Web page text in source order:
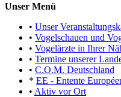
Unser Menü
• Unser
• Vogelschauen und
• Vogelärzte in Ihrer
• Termine unserer
• C.O.M. Deutschland
* EE - Entente
• Aktiv vor Ort